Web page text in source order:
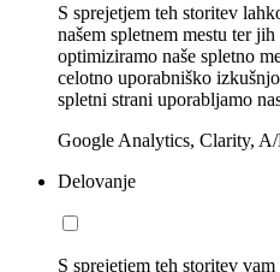
S sprejetjem teh storitev
našem spletnem mestu ter
optimiziramo naše spletno
celotno uporabniško
spletni strani uporabljamo
Google Analytics, Clarity,
Delovanje
S sprejetjem teh storitev